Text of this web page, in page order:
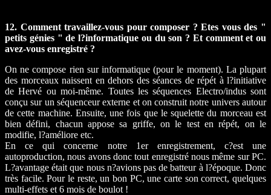
12. Comment travaillez-vous pour composer ? Etes vous des "
petits génies " de l?informatique ou du son ? Et comment et ou
avez-vous enregistré ?
On ne compose rien sur informatique (pour le moment). La plupart
des morceaux naissent en dehors des séances de répét à l?initiative
de Hervé ou moi-même. Toutes les séquences Electro/indus sont
conçu sur un séquenceur externe et on construit notre univers autour
de cette machine. Ensuite, une fois que le squelette du morceau est
bien défini, chacun appose sa griffe, on le test en répét, on le
modifie, l?améliore etc.
En ce qui concerne notre 1er enregistrement, c?est une
autoproduction, nous avons donc tout enregistré nous même sur PC.
L?avantage était que nous n?avions pas de batteur à l?époque. Donc
très facile. Pour le reste, un bon PC, une carte son correct, quelques
multi-effets et 6 mois de boulot !